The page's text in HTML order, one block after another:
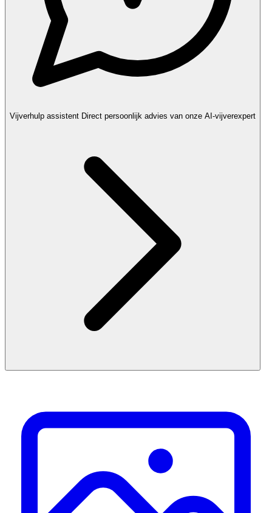
Vijverhulp assistent Direct persoonlijk advies van onze AI-vijverexpert